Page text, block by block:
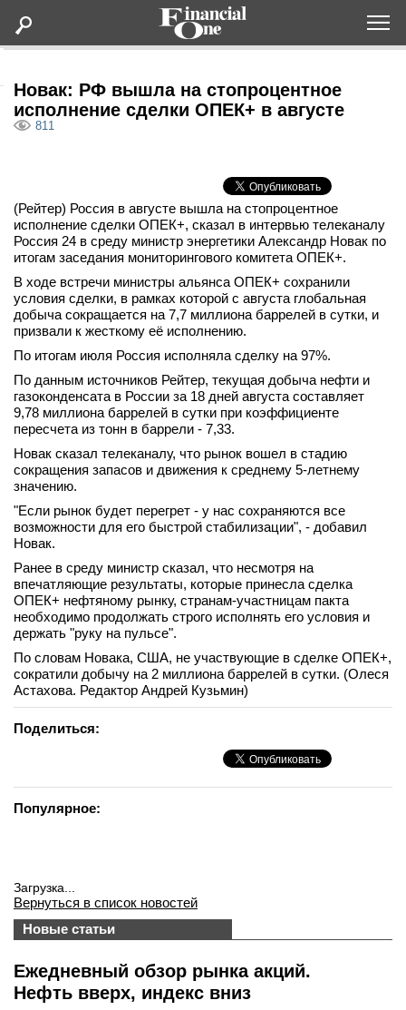
Lifestyle
Мероприятия
Новости
вконтакте
Стать автором
Вход
Новак: РФ вышла на стопроцентное
исполнение сделки ОПЕК+ в августе
811
(Рейтер) Россия в августе вышла на стопроцентное
исполнение сделки ОПЕК+, сказал в интервью телеканалу
Россия 24 в среду министр энергетики Александр Новак по
итогам заседания мониторингового комитета ОПЕК+.
В ходе встречи министры альянса ОПЕК+ сохранили
условия сделки, в рамках которой с августа глобальная
добыча сокращается на 7,7 миллиона баррелей в сутки, и
призвали к жесткому её исполнению.
По итогам июля Россия исполняла сделку на 97%.
По данным источников Рейтер, текущая добыча нефти и
газоконденсата в России за 18 дней августа составляет
9,78 миллиона баррелей в сутки при коэффициенте
пересчета из тонн в баррели - 7,33.
Новак сказал телеканалу, что рынок вошел в стадию
сокращения запасов и движения к среднему 5-летнему
значению.
"Если рынок будет перегрет - у нас сохраняются все
возможности для его быстрой стабилизации", - добавил
Новак.
Ранее в среду министр сказал, что несмотря на
впечатляющие результаты, которые принесла сделка
ОПЕК+ нефтяному рынку, странам-участницам пакта
необходимо продолжать строго исполнять его условия и
держать "руку на пульсе".
По словам Новака, США, не участвующие в сделке ОПЕК+,
сократили добычу на 2 миллиона баррелей в сутки. (Олеся
Астахова. Редактор Андрей Кузьмин)
Поделиться:
Популярное:
Загрузка...
Вернуться в список новостей
Новые статьи
Ежедневный обзор рынка акций.
Нефть вверх, индекс вниз